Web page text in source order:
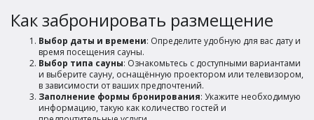
Как забронировать размещение
Выбор даты и времени: Определите удобную для вас дату и
время посещения сауны.
Выбор типа сауны: Ознакомьтесь с доступными вариантами
и выберите сауну, оснащённую проектором или телевизором,
в зависимости от ваших предпочтений.
Заполнение формы бронирования: Укажите необходимую
информацию, такую как количество гостей и